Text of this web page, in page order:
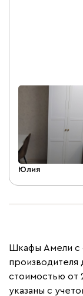
Юлия
Шкафы Амели с
производителя
стоимостью от
указаны с